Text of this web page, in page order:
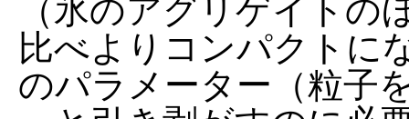
（氷のアグリゲイトの
比べよりコンパクトに
のパラメーター（粒子